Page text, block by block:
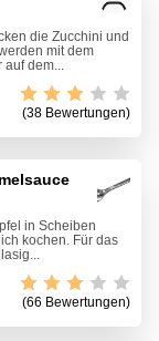
die Zucchini und
mit dem
auf dem...
(38 Bewertungen)
in Scheiben
kochen. Für das
(66 Bewertungen)